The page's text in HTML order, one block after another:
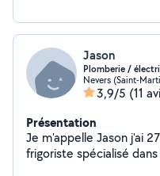
Jason
Plomberie /
Nevers (Saint-
3,9/5 (11
Présentation
Je m'appelle Jason j'ai
frigoriste spécialisé